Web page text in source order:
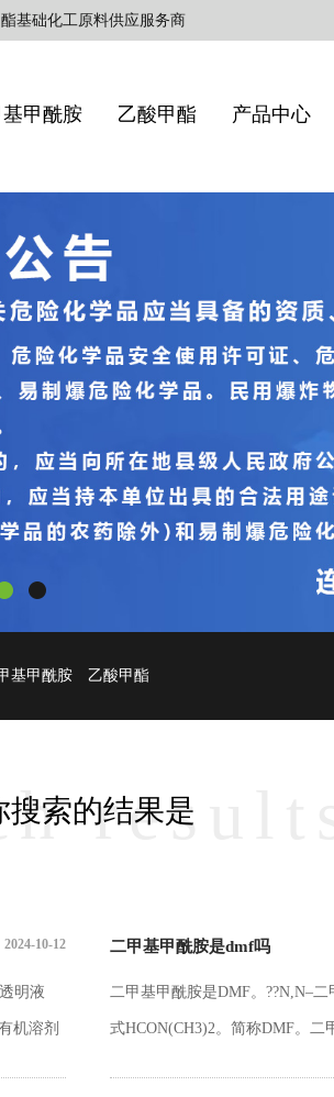
基础化工原料供应服务商
甲酰胺 乙酸甲酯 产品中心
基甲酰胺 乙酸甲酯
results
搜索的结果是
2024-10-12
明液
机溶剂
二甲基甲酰胺是dmf吗
二甲基甲酰胺是DMF。??N,N–
式HCON(CH3)2。简称DMF。